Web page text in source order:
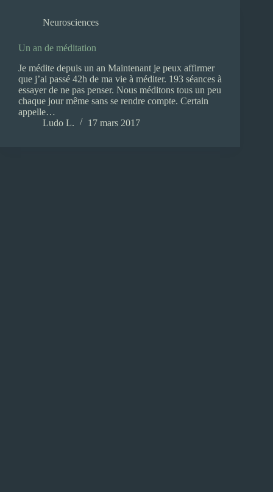
Neurosciences
Un an de méditation
Je médite depuis un an Maintenant je peux affirmer
que j’ai passé 42h de ma vie à méditer. 193 séances à
essayer de ne pas penser. Nous méditons tous un peu
chaque jour même sans se rendre compte. Certain
appelle…
Ludo L.
17 mars 2017